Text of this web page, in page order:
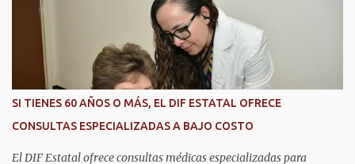
SI TIENES 60 AÑOS O MÁS, EL DIF ESTATAL OFRECE
CONSULTAS ESPECIALIZADAS A BAJO COSTO
El DIF Estatal ofrece consultas médicas especializadas para